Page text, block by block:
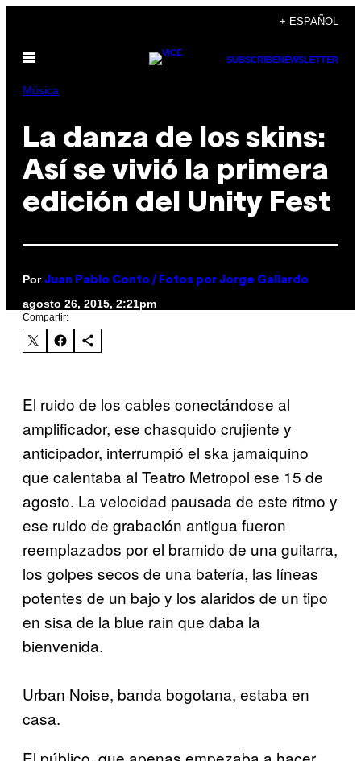
contenido
+ ESPAÑOL
Abrir
SUBSCRIBENEWSLETTER
Música
La danza de los skins:
Así se vivió la primera
edición del Unity Fest
Por Juan Pablo Conto / Fotos por Jorge Gallardo
agosto 26, 2015, 2:21pm
Compartir:
El ruido de los cables conectándose al
amplificador, ese chasquido crujiente y
anticipador, interrumpió el ska jamaiquino
que calentaba al Teatro Metropol ese 15 de
agosto. La velocidad pausada de este ritmo y
ese ruido de grabación antigua fueron
reemplazados por el bramido de una guitarra,
los golpes secos de una batería, las líneas
potentes de un bajo y los alaridos de un tipo
en sisa de la blue rain que daba la
bienvenida.
Urban Noise, banda bogotana, estaba en
casa.